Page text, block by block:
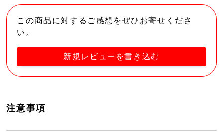
この商品に対するご感想をぜひお寄せくださ
い。
新規レビューを書き込む
注意事項